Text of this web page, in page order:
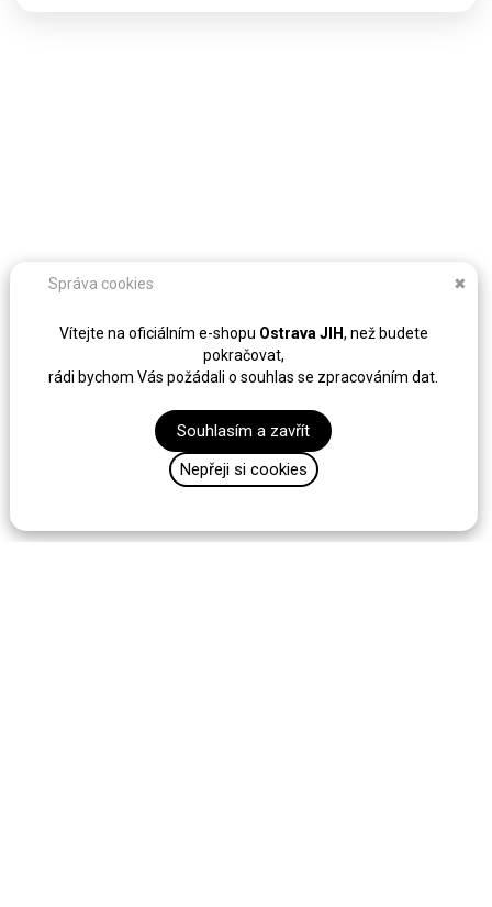
Správa cookies ✖
Vítejte na oficiálním e-shopu Ostrava JIH, než budete
pokračovat,
rádi bychom Vás požádali o souhlas se zpracováním dat.
Souhlasím a zavřít
Nepřeji si cookies